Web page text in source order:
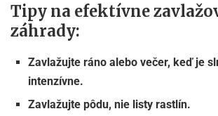
Tipy na efektívne
záhrady:
Zavlažujte ráno alebo večer, keď je
intenzívne.
Zavlažujte pôdu, nie listy rastlín.